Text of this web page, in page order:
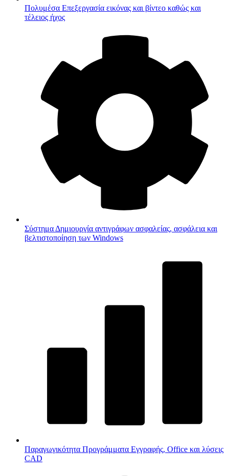
Πολυμέσα Επεξεργασία εικόνας και βίντεο καθώς και
τέλειος ήχος
Σύστημα Δημιουργία αντιγράφων ασφαλείας, ασφάλεια και
βελτιστοποίηση των Windows
Παραγωγικότητα Προγράμματα Εγγραφής, Office και λύσεις
CAD